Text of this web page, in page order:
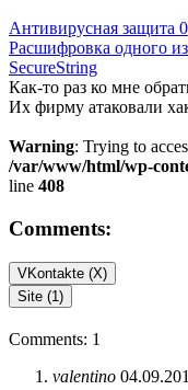
Антивирусная защита 0
Расшифровка одного
SecureString
Как-то раз ко мне
Их фирму атаковали
Warning: Trying to
/var/www/html/wp-
line 408
Comments:
VKontakte (X)
Site (1)
Comments: 1
valentino